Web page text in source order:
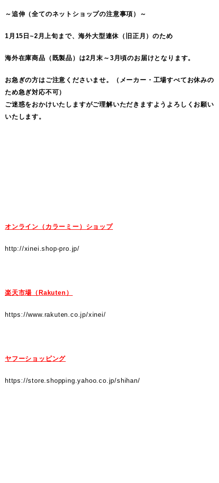
～追伸（全てのネットショップの注意事項）～
1月15日~2月上旬まで、海外大型連休（旧正月）のため
海外在庫商品（既製品）は2月末～3月頃のお届けとなります。
お急ぎの方はご注意くださいませ。（メーカー・工場すべてお休みの
ため急ぎ対応不可）
ご迷惑をおかけいたしますがご理解いただきますようよろしくお願い
いたします。
オンライン（カラーミー）ショップ
http://xinei.shop-pro.jp/
楽天市場（Rakuten）
https://www.rakuten.co.jp/xinei/
ヤフーショッピング
https://store.shopping.yahoo.co.jp/shihan/